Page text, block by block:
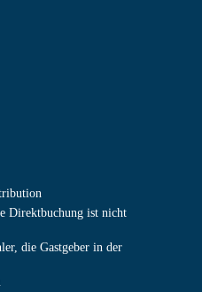
Direktbuchung ist nicht
die Gastgeber in der